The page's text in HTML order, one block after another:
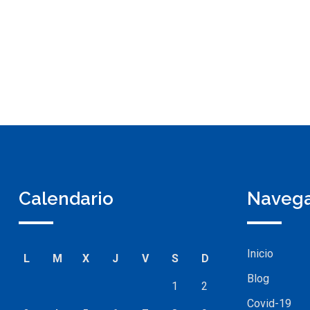
Calendario
L M X J V S D
1 2
Inicio
Blog
Covid-19